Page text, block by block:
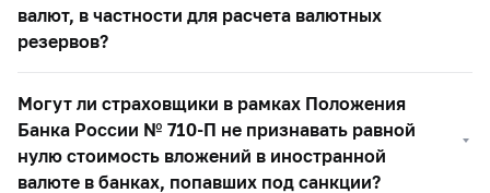
валют, в частности для расчета валютных
резервов?
Могут ли страховщики в рамках Положения
Банка России № 710-П не признавать равной
нулю стоимость вложений в иностранной
валюте в банках, попавших под санкции?